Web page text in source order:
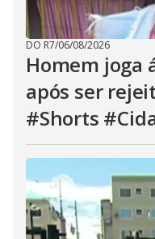
DO R7/06/08/2026
Homem joga
após ser
#Shorts